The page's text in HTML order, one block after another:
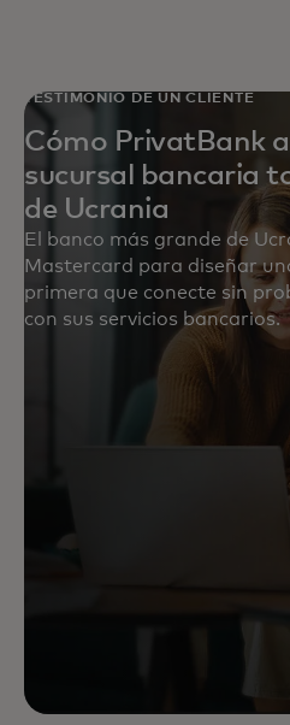
TESTIMONIO DE UN CLIENTE
Cómo PrivatBank
sucursal bancaria
de Ucrania
El banco más grande de
Mastercard para diseñar
primera que conecte sin
con sus servicios bancarios.